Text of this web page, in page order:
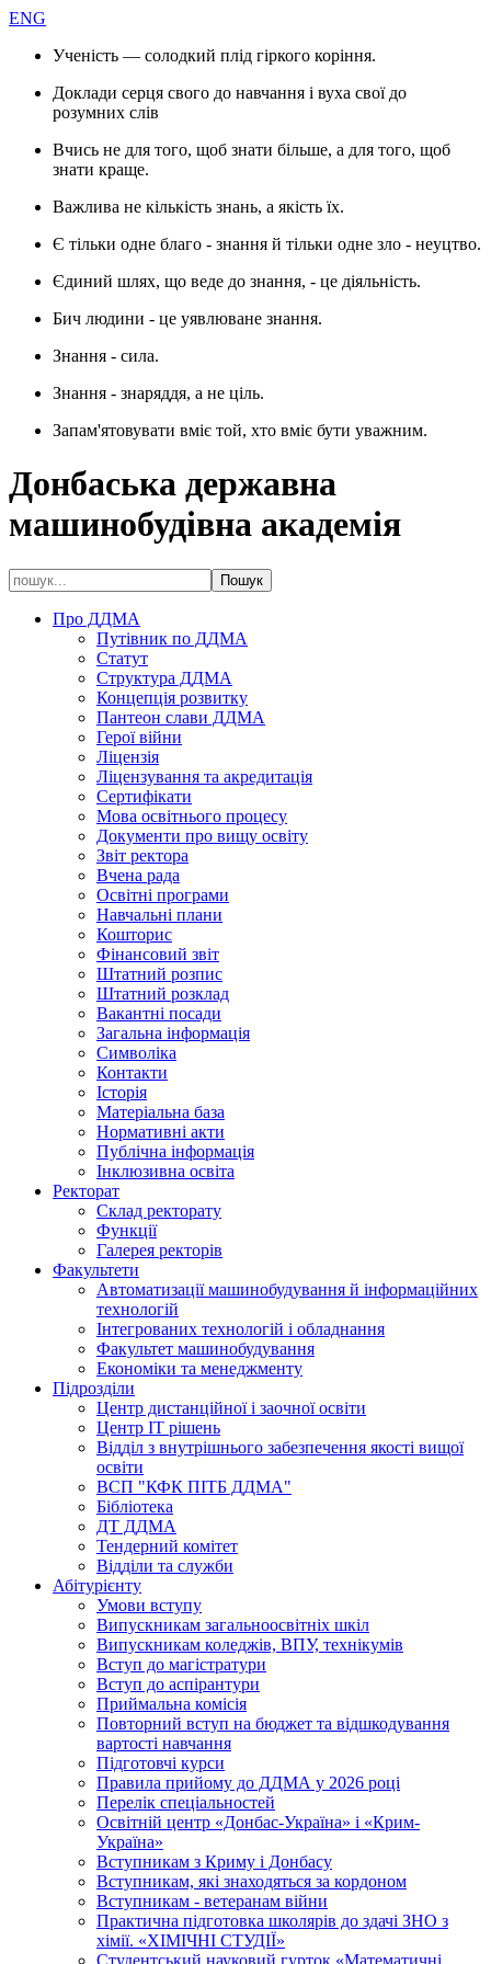
ENG
Ученість — солодкий плід гіркого коріння.
Доклади серця свого до навчання і вуха свої до
розумних слів
Вчись не для того, щоб знати більше, а для того, щоб
знати краще.
Важлива не кількість знань, а якість їх.
Є тільки одне благо - знання й тільки одне зло - неуцтво.
Єдиний шлях, що веде до знання, - це діяльність.
Бич людини - це уявлюване знання.
Знання - сила.
Знання - знаряддя, а не ціль.
Запам'ятовувати вміє той, хто вміє бути уважним.
Донбаська державна
машинобудівна академія
Про ДДМА
Путівник по ДДМА
Статут
Структура ДДМА
Концепція розвитку
Пантеон слави ДДМА
Герої війни
Ліцензія
Ліцензування та акредитація
Сертифікати
Мова освітнього процесу
Документи про вищу освіту
Звіт ректора
Вчена рада
Освітні програми
Навчальні плани
Кошторис
Фінансовий звіт
Штатний розпис
Штатний розклад
Вакантні посади
Загальна інформація
Символіка
Контакти
Історія
Матеріальна база
Нормативні акти
Публічна інформація
Інклюзивна освіта
Ректорат
Склад ректорату
Функції
Галерея ректорів
Факультети
Автоматизації машинобудування й інформаційних
технологій
Інтегрованих технологій і обладнання
Факультет машинобудування
Економіки та менеджменту
Підрозділи
Центр дистанційної і заочної освіти
Центр ІТ рішень
Відділ з внутрішнього забезпечення якості вищої
освіти
ВСП "КФК ПІТБ ДДМА"
Бібліотека
ДТ ДДМА
Тендерний комітет
Відділи та служби
Абітурієнту
Умови вступу
Випускникам загальноосвітніх шкіл
Випускникам коледжів, ВПУ, технікумів
Вступ до магістратури
Вступ до аспірантури
Приймальна комісія
Повторний вступ на бюджет та відшкодування
вартості навчання
Підготовчі курси
Правила прийому до ДДМА у 2026 році
Перелік спеціальностей
Освітній центр «Донбас-Україна» і «Крим-
Україна»
Вступникам з Криму і Донбасу
Вступникам, які знаходяться за кордоном
Вступникам - ветеранам війни
Практична підготовка школярів до здачі ЗНО з
хімії. «ХІМІЧНІ СТУДІЇ»
Студентський науковий гурток «Математичні